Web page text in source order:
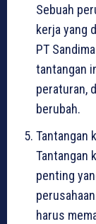
Sebuah
kerja yang
PT
tantangan
peraturan,
berubah.
Tantangan
Tantangan
penting
harus